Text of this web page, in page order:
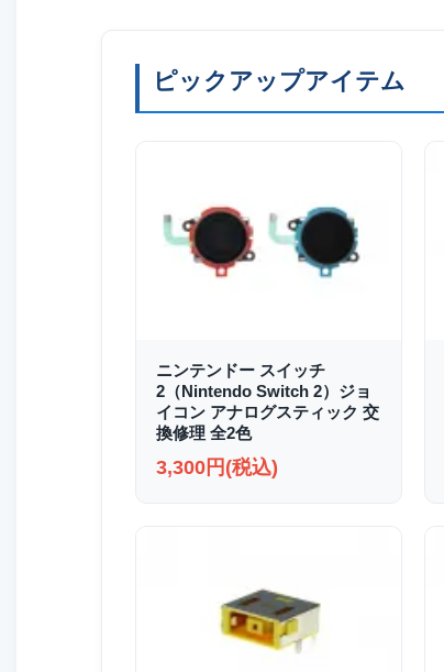
ピックアップアイテム
ニンテンドー スイッチ
2（Nintendo Switch 2）ジョ
イコン アナログスティック 交
換修理 全2色
3,300円(税込)